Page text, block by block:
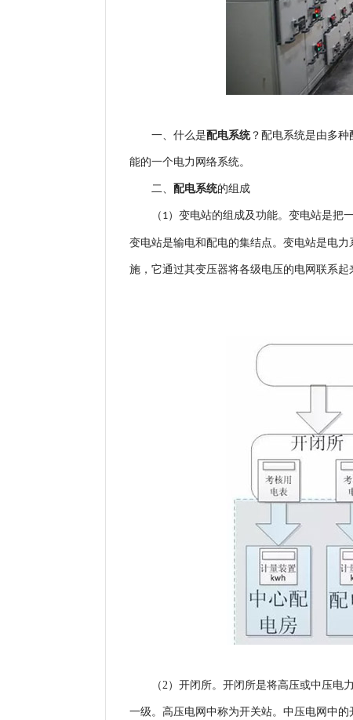
一、什么是配电系统？配电系统是由多
能的一个电力网络系统。
二、 配电系统的组成
（ 1）变电站的组成及功能。变电站是把
变电站是输电和配电的集结点。变电站是电
施，它通过其变压器将各级电压的电网联系
（2）开闭所。开闭所是将高压或中压
一级。高压电网中称为开关站。中压电网中的